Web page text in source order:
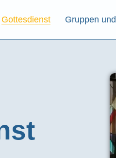
Gottesdienst Gruppen